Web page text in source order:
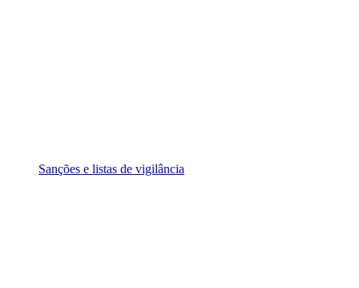
Sanções e listas de vigilância